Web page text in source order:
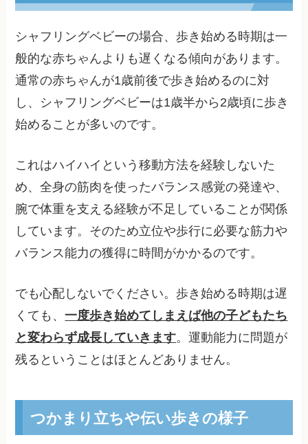
シャフリングベビーの場合、歩き始める時期は一
般的な赤ちゃんよりも遅くなる傾向があります。
通常の赤ちゃんが1歳前後で歩き始めるのに対
し、シャフリングベビーは1歳半から2歳頃に歩き
始めることが多いのです。
これはハイハイという移動方法を経験しないた
め、全身の筋肉を使ったバランス感覚の発達や、
腕で体重を支える経験が不足していることが関係
しています。そのため立位や歩行に必要な筋力や
バランス能力の獲得に時間がかかるのです。
でも心配しないでください。歩き始める時期は遅
くても、一度歩き始めてしまえば他の子どもたち
と変わらず成長していきます。運動能力に問題が
残るということはほとんどありません。
つかまり立ちや伝い歩きの様子